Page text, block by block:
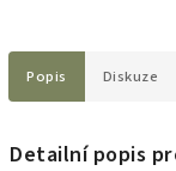
Popis Diskuze
Detailní popis